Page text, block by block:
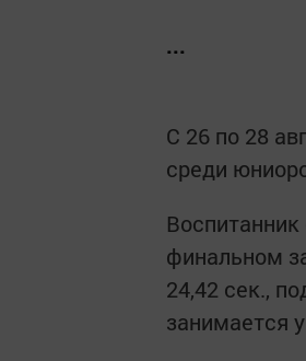
...
С 26 по 28
среди
финальном
24,42 сек.,
занимается